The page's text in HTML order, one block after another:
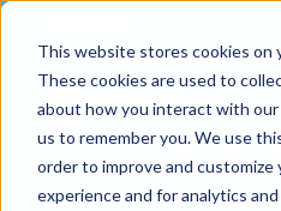
This website stores cookies on
These cookies are used to
about how you interact with
us to remember you. We use
order to improve and customize
experience and for analytics